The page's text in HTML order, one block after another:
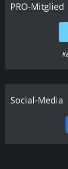
PRO-Mitglied
Social-Media